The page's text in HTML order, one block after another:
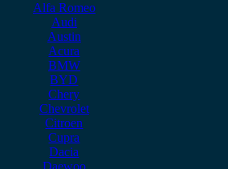
Alfa Romeo
Audi
Austin
Acura
BMW
BYD
Chery
Chevrolet
Citroen
Cupra
Dacia
Daewoo